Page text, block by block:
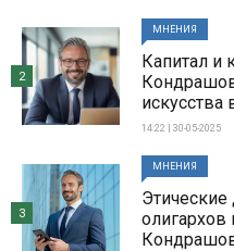
МНЕНИЯ
Капитал и
искусства
14:22 | 30-05-2025
2
МНЕНИЯ
олигархов
3